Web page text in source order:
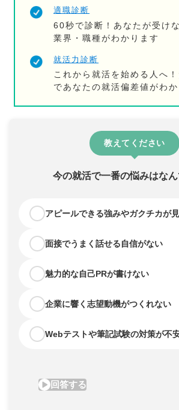
適職診断
60秒で診断！あなたが受け
業界・職種がわかります
就活力診断
これから就活を始める人へ
であなたの就活偏差値がわ